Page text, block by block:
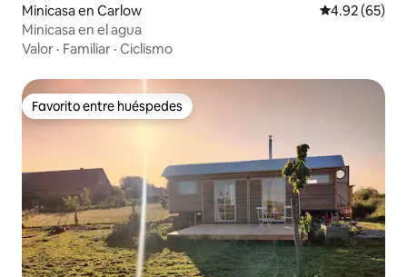
Minicasa en Carlow Calificación
4.92 (65)
Minicasa en el agua
Valor · Familiar · Ciclismo
Favorito entre huéspedes
Favorito entre huéspedes